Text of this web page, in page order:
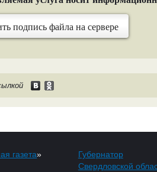
подпись файла на сервере
газета»
Губернатор
Свердловской